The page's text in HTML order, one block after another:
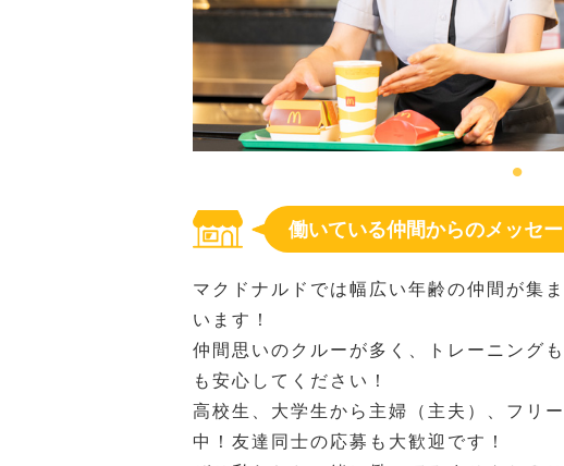
働いている仲間からのメッセ
マクドナルドでは幅広い年齢の仲間が集
います！
仲間思いのクルーが多く、トレーニング
も安心してください！
高校生、大学生から主婦（主夫）、フリ
中！友達同士の応募も大歓迎です！